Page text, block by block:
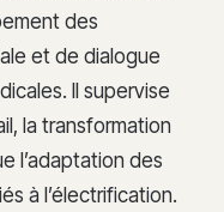
des
et de dialogue
Il supervise
la transformation
l’adaptation des
à l’électrification.